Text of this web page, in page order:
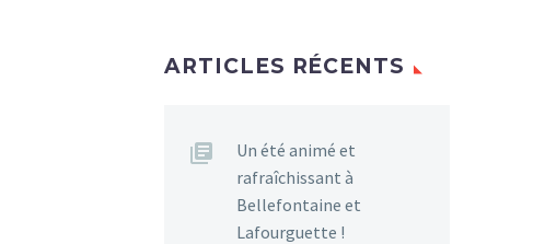
ARTICLES RÉCENTS
Un été animé et
rafraîchissant à
Bellefontaine et
Lafourguette !